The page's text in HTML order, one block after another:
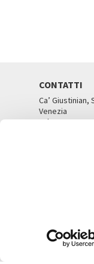
CONTATTI
Ca’ Giustinian,
Venezia
Tel. 041